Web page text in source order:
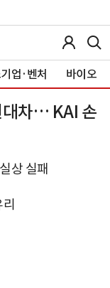
업·벤처 바이오
대차… KAI 손
상 실패